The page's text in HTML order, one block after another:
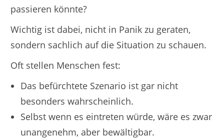
passieren könnte?
Wichtig ist dabei, nicht in Panik zu geraten,
sondern sachlich auf die Situation zu schauen.
Oft stellen Menschen fest:
Das befürchtete Szenario ist gar nicht
besonders wahrscheinlich.
Selbst wenn es eintreten würde, wäre es zwar
unangenehm, aber bewältigbar.